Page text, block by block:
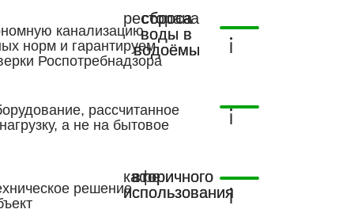
канализацию
норм и гарантируем
Роспотребнадзора
рассчитанное
а не на бытовое
решение
ресторана
кафе
сброса
воды в
водоёмы
вторичного
использования
сброса
воды в
водоёмы
вторичного
использования